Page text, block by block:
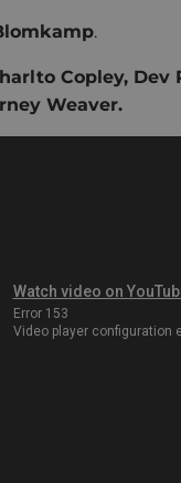
.
Copley, Dev
Weaver.